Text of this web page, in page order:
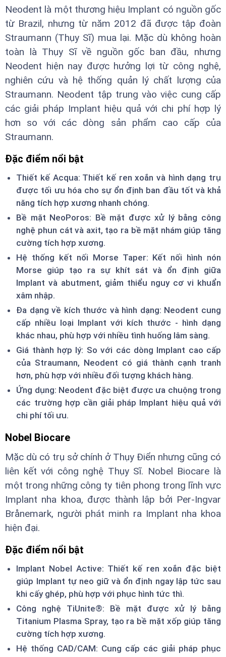
Neodent là một thương hiệu Implant có nguồn gốc
từ Brazil, nhưng từ năm 2012 đã được tập đoàn
Straumann (Thụy Sĩ) mua lại. Mặc dù không hoàn
toàn là Thụy Sĩ về nguồn gốc ban đầu, nhưng
Neodent hiện nay được hưởng lợi từ công nghệ,
nghiên cứu và hệ thống quản lý chất lượng của
Straumann. Neodent tập trung vào việc cung cấp
các giải pháp Implant hiệu quả với chi phí hợp lý
hơn so với các dòng sản phẩm cao cấp của
Straumann.
Đặc điểm nổi bật
Thiết kế Acqua: Thiết kế ren xoắn và hình dạng trụ
được tối ưu hóa cho sự ổn định ban đầu tốt và khả
năng tích hợp xương nhanh chóng.
Bề mặt NeoPoros: Bề mặt được xử lý bằng công
nghệ phun cát và axit, tạo ra bề mặt nhám giúp tăng
cường tích hợp xương.
Hệ thống kết nối Morse Taper: Kết nối hình nón
Morse giúp tạo ra sự khít sát và ổn định giữa
Implant và abutment, giảm thiểu nguy cơ vi khuẩn
xâm nhập.
Đa dạng về kích thước và hình dạng: Neodent cung
cấp nhiều loại Implant với kích thước - hình dạng
khác nhau, phù hợp với nhiều tình huống lâm sàng.
Giá thành hợp lý: So với các dòng Implant cao cấp
của Straumann, Neodent có giá thành cạnh tranh
hơn, phù hợp với nhiều đối tượng khách hàng.
Ứng dụng: Neodent đặc biệt được ưa chuộng trong
các trường hợp cần giải pháp Implant hiệu quả với
chi phí tối ưu.
Nobel Biocare
Mặc dù có trụ sở chính ở Thụy Điển nhưng cũng có
liên kết với công nghệ Thụy Sĩ. Nobel Biocare là
một trong những công ty tiên phong trong lĩnh vực
Implant nha khoa, được thành lập bởi Per-Ingvar
Brånemark, người phát minh ra Implant nha khoa
hiện đại.
Đặc điểm nổi bật
Implant Nobel Active: Thiết kế ren xoắn đặc biệt
giúp Implant tự neo giữ và ổn định ngay lập tức sau
khi cấy ghép, phù hợp với phục hình tức thì.
Công nghệ TiUnite®: Bề mặt được xử lý bằng
Titanium Plasma Spray, tạo ra bề mặt xốp giúp tăng
cường tích hợp xương.
Hệ thống CAD/CAM: Cung cấp các giải pháp phục